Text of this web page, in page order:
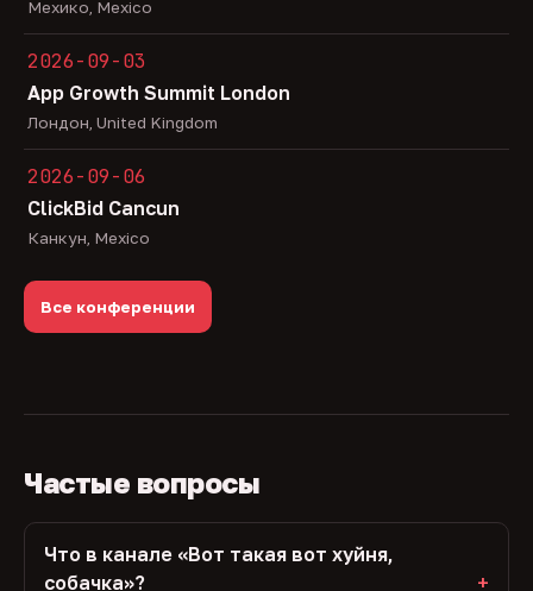
Мехико, Mexico
2026-09-03
App Growth Summit London
Лондон, United Kingdom
2026-09-06
ClickBid Cancun
Канкун, Mexico
Все конференции
Частые вопросы
Что в канале «Вот такая вот хуйня,
собачка»?